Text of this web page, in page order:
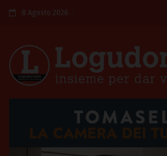
8 Agosto 2026